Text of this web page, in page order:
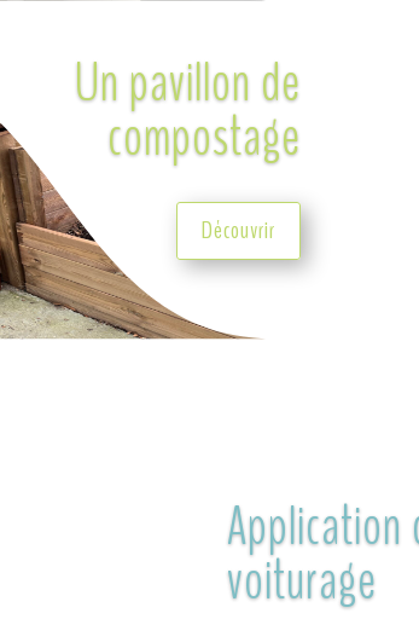
Un pavillon de
compostage
Découvrir
Application
voiturage